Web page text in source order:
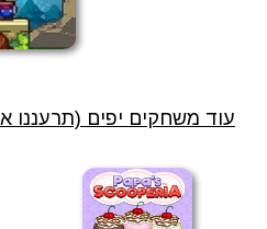
עוד משחקים יפים (תרעננו